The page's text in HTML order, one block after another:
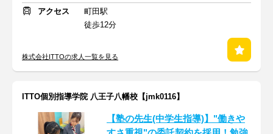
アクセス
町田駅
徒歩12分
株式会社ITTOの求人一覧を見る
ITTO個別指導学院 八王子八幡校【jmk0116】
【塾の先生(中学生指導)】"働きや